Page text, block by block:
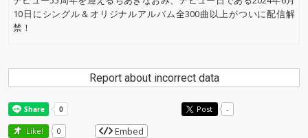
10日にシングル＆オリジナルアルバム全300曲以上がついに配信解
禁！
Report about incorrect data
Post -
Like! 0 Embed